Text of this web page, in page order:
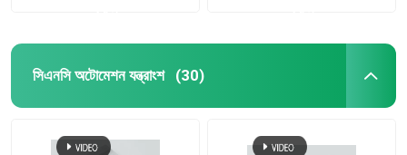
সিএনসি অটোমেশন যন্ত্রাংশ (30)